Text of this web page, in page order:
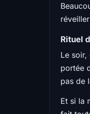
Rituel
Le soir,
portée
pas de
Et si la